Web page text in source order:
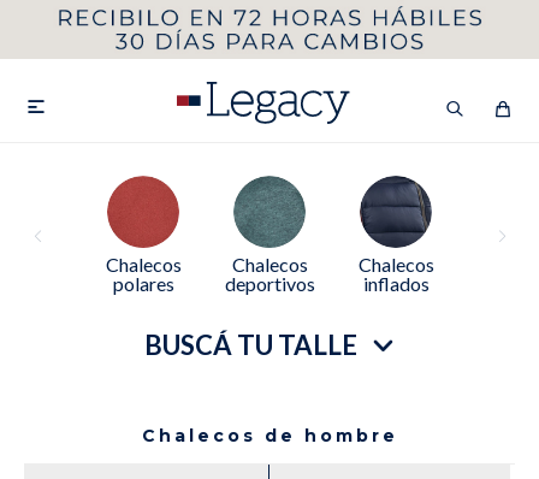

Chalecos
polares
Chalecos
deportivos
Chalecos
inflados
BUSCÁ TU TALLE
Chalecos de hombre
MI CUENTA
HASTA 40%OFF SEGUNDA 50%